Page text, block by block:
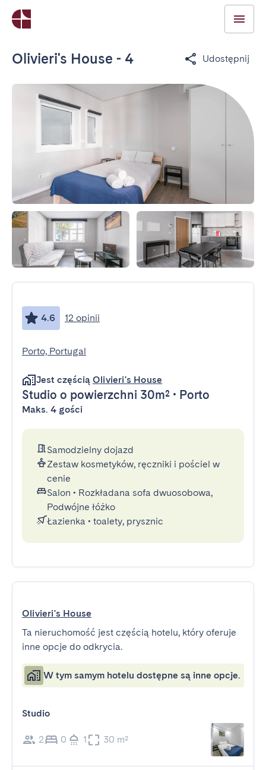
Olivieri's House - 4 Udostępnij
4.6 12 opinii
Porto, Portugal
Jest częścią Olivieri's House
Studio o powierzchni 30m² • Porto
Maks. 4 gości
Samodzielny dojazd
Zestaw kosmetyków, ręczniki i pościel w
cenie
Salon • Rozkładana sofa dwuosobowa,
Podwójne łóżko
Łazienka • toalety, prysznic
Olivieri's House
Ta nieruchomość jest częścią hotelu, który oferuje
inne opcje do odkrycia.
W tym samym hotelu dostępne są inne opcje.
Studio
2 0 1 30 m²